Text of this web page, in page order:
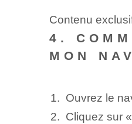
Contenu
4.
MON
Ouvrez le
Cliquez sur